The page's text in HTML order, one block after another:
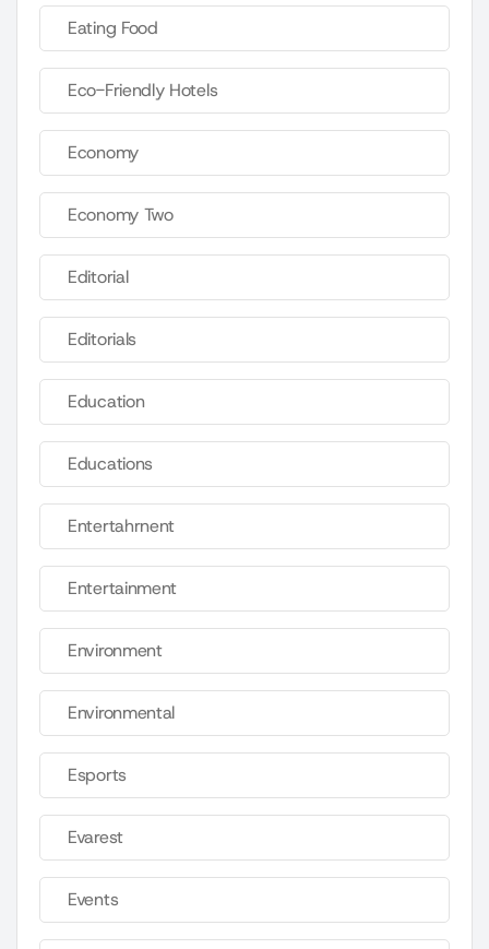
Eating Food
Eco-Friendly Hotels
Economy
Economy Two
Editorial
Editorials
Education
Educations
Entertahrnent
Entertainment
Environment
Environmental
Esports
Evarest
Events